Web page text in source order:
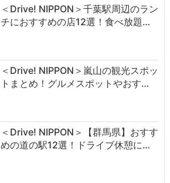
＜Drive! NIPPON＞千葉駅周辺のラン
チにおすすめの店12選！食べ放題…
＜Drive! NIPPON＞嵐山の観光スポッ
トまとめ！グルメスポットやおす…
＜Drive! NIPPON＞【群馬県】おすす
めの道の駅12選！ドライブ休憩に…